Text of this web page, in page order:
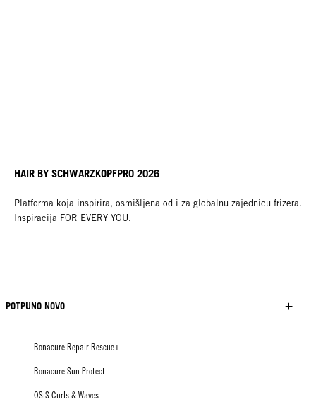
HAIR BY SCHWARZKOPFPRO 2026
Platforma koja inspirira, osmišljena od i za globalnu zajednicu frizera.
Inspiracija FOR EVERY YOU.
POTPUNO NOVO
Bonacure Repair Rescue+
Bonacure Sun Protect
OSiS Curls & Waves